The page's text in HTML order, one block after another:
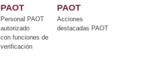
PAOT
Personal PAOT
autorizado
con funciones de
verificación
PAOT
Acciones
destacadas PAOT